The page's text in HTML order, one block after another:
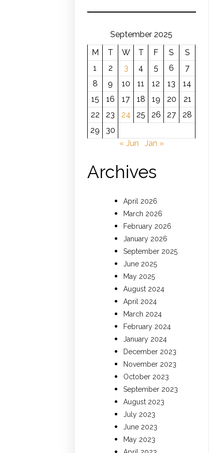
September 2025
M
T W T F S
S
1
2 3 4 5 6
7
8
9 10 11 12 13
14
15
16 17 18 19 20
21
22
23 24 25 26 27
28
29
30
« Jun
Jan »
Archives
April 2026
March 2026
February 2026
January 2026
September 2025
June 2025
May 2025
August 2024
April 2024
March 2024
February 2024
January 2024
December 2023
November 2023
October 2023
September 2023
August 2023
July 2023
June 2023
May 2023